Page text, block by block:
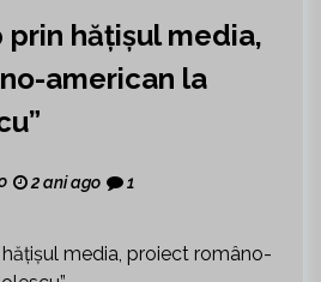
hățișul media,
american la
2 ani ago 1